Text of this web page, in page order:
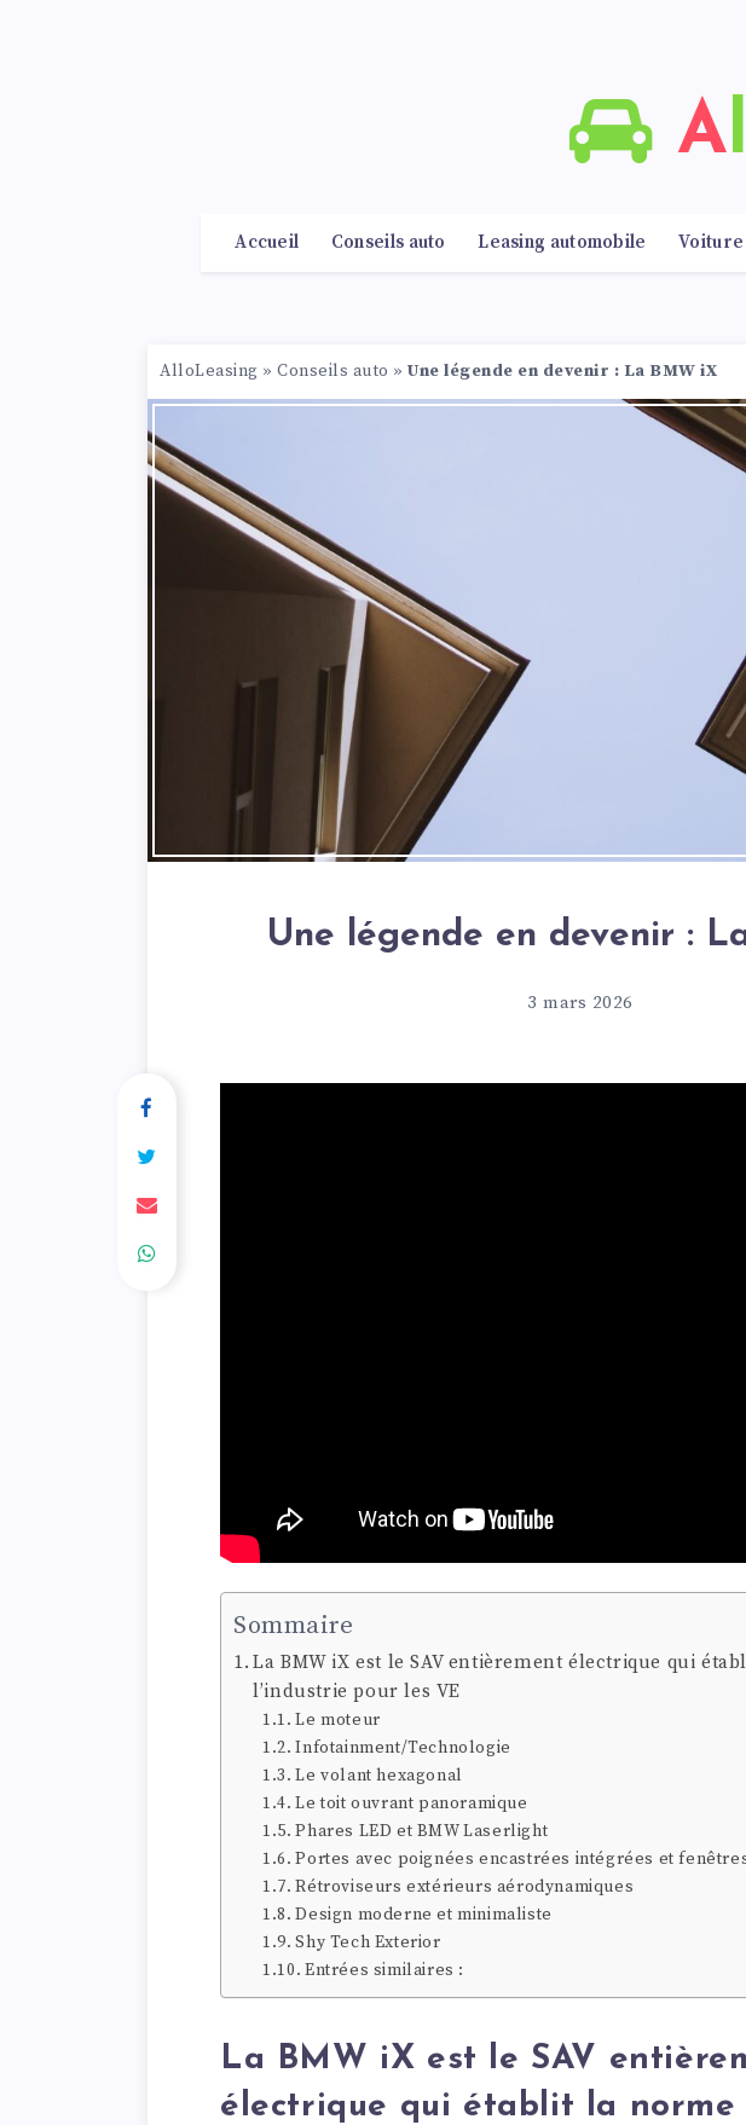
Accueil Conseils auto Leasing automobile
AlloLeasing » Conseils auto » Une légende en devenir : La BMW iX
Une légende en devenir :
3 mars 2026
Sommaire
La BMW iX est le SAV entièrement électrique qui
l’industrie pour les VE
Le moteur
Infotainment/Technologie
Le volant hexagonal
Le toit ouvrant panoramique
Phares LED et BMW Laserlight
Portes avec poignées encastrées intégrées et
Rétroviseurs extérieurs aérodynamiques
Design moderne et minimaliste
Shy Tech Exterior
Entrées similaires :
La BMW iX est le SAV
électrique qui établit la norme